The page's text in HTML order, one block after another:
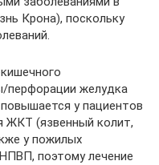
Крона), поскольку
перфорации желудка
у пациентов
ЖКТ (язвенный колит,
у пожилых
поэтому лечение